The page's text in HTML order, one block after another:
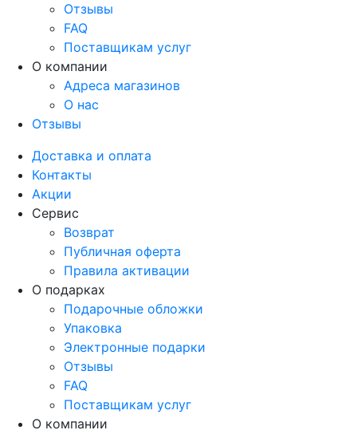
Отзывы
FAQ
Поставщикам услуг
О компании
Адреса магазинов
О нас
Отзывы
Доставка и оплата
Контакты
Акции
Сервис
Возврат
Публичная оферта
Правила активации
О подарках
Подарочные обложки
Упаковка
Электронные подарки
Отзывы
FAQ
Поставщикам услуг
О компании